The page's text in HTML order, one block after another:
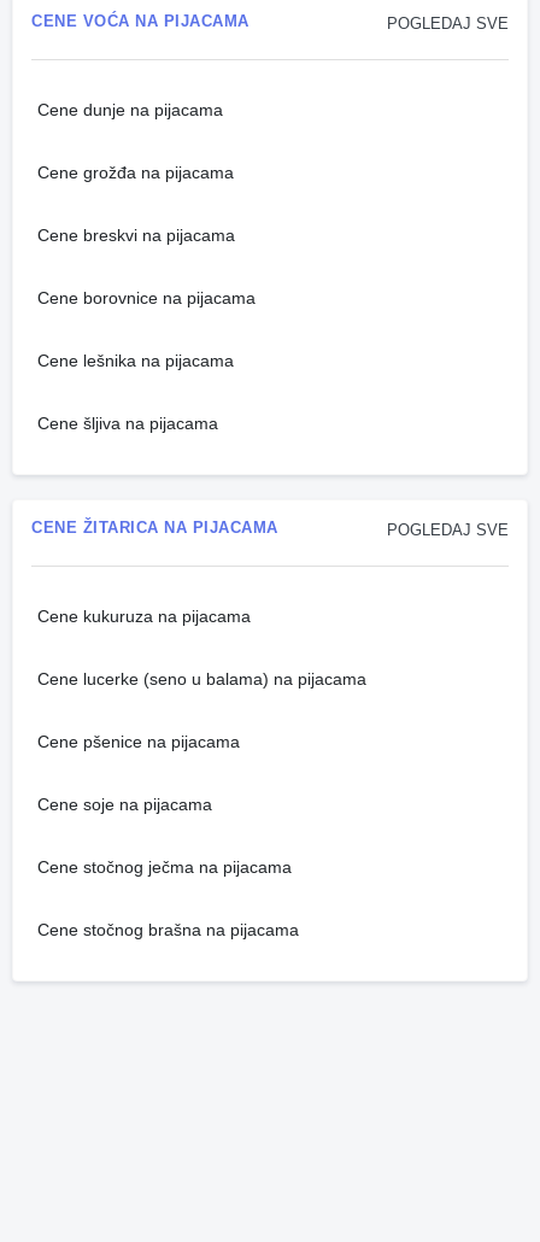
POGLEDAJ SVE
CENE VOĆA NA PIJACAMA
Cene dunje na pijacama
Cene grožđa na pijacama
Cene breskvi na pijacama
Cene borovnice na pijacama
Cene lešnika na pijacama
Cene šljiva na pijacama
POGLEDAJ SVE
CENE ŽITARICA NA PIJACAMA
Cene kukuruza na pijacama
Cene lucerke (seno u balama) na pijacama
Cene pšenice na pijacama
Cene soje na pijacama
Cene stočnog ječma na pijacama
Cene stočnog brašna na pijacama